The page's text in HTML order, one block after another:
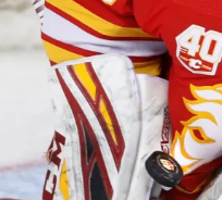
Curling
Dostihy
Florbal
Futsal